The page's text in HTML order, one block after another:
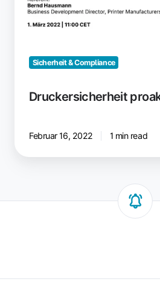
Sicherheit & Compliance
Druckersicherheit
Februar 16, 2022 1 min read